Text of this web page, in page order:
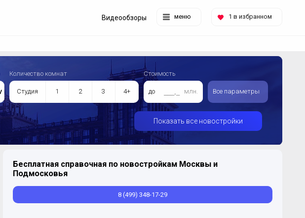
меню 1 в избранном
Видеообзоры
Количество комнат
Студия 1 2 3 4+
Стоимость
до млн. Все параметры
Показать все новостройки
Бесплатная справочная по новостройкам Москвы и
Подмосковья
8 (499) 348-17-29